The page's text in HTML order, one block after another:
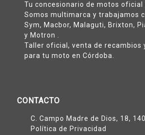
Tu concesionario de motos oficial
Somos multimarca y trabajamos
Sym, Macbor, Malaguti, Brixton,
y Motron .
Taller oficial, venta de recambios
para tu moto en Córdoba.
CONTACTO
C. Campo Madre de Dios, 18,
Política de Privacidad